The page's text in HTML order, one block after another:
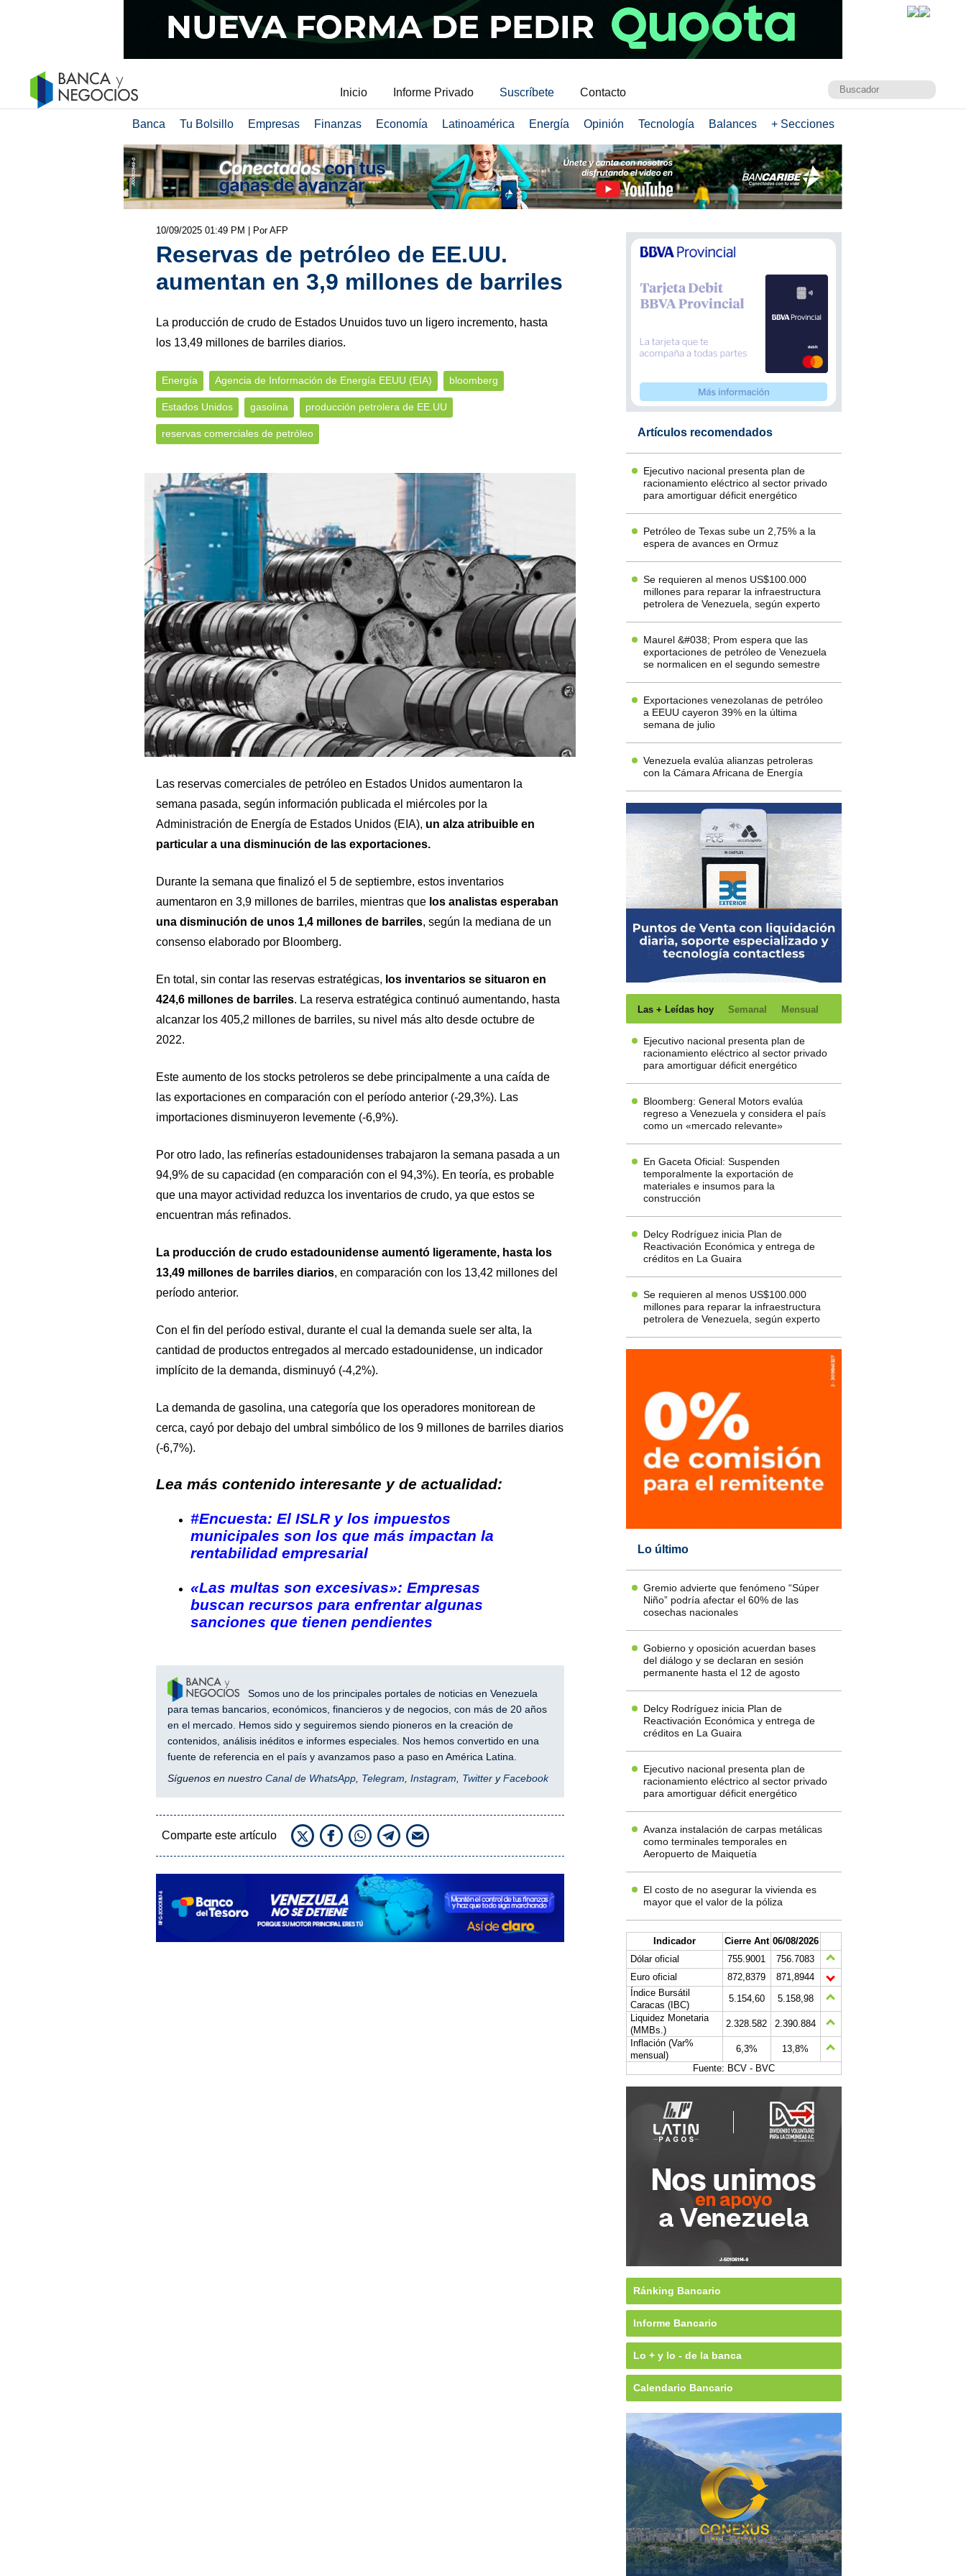
Inicio Informe Privado Suscríbete Contacto
Banca Tu Bolsillo Empresas Finanzas Economía Latinoamérica Energía Opinión Tecnología Balances + Secciones
10/09/2025 01:49 PM | Por AFP
Reservas de petróleo de EE.UU.
aumentan en 3,9 millones de barriles
La producción de crudo de Estados Unuidos tuvo un ligero incremento, hasta
los 13,49 millones de barriles diarios.
Energía Agencia de Información de Energía EEUU (EIA) bloomberg
Estados Unidos gasolina producción petrolera de EE.UU
reservas comerciales de petróleo
Las reservas comerciales de petróleo en Estados Unidos aumentaron la
semana pasada, según información publicada el miércoles por la
Administración de Energía de Estados Unidos (EIA), un alza atribuible en
particular a una disminución de las exportaciones.
Durante la semana que finalizó el 5 de septiembre, estos inventarios
aumentaron en 3,9 millones de barriles, mientras que los analistas esperaban
una disminución de unos 1,4 millones de barriles, según la mediana de un
consenso elaborado por Bloomberg.
En total, sin contar las reservas estratégicas, los inventarios se situaron en
424,6 millones de barriles. La reserva estratégica continuó aumentando, hasta
alcanzar los 405,2 millones de barriles, su nivel más alto desde octubre de
2022.
Este aumento de los stocks petroleros se debe principalmente a una caída de
las exportaciones en comparación con el período anterior (-29,3%). Las
importaciones disminuyeron levemente (-6,9%).
Por otro lado, las refinerías estadounidenses trabajaron la semana pasada a un
94,9% de su capacidad (en comparación con el 94,3%). En teoría, es probable
que una mayor actividad reduzca los inventarios de crudo, ya que estos se
encuentran más refinados.
La producción de crudo estadounidense aumentó ligeramente, hasta los
13,49 millones de barriles diarios, en comparación con los 13,42 millones del
período anterior.
Con el fin del período estival, durante el cual la demanda suele ser alta, la
cantidad de productos entregados al mercado estadounidense, un indicador
implícito de la demanda, disminuyó (-4,2%).
La demanda de gasolina, una categoría que los operadores monitorean de
cerca, cayó por debajo del umbral simbólico de los 9 millones de barriles diarios
(-6,7%).
Lea más contenido interesante y de actualidad:
#Encuesta: El ISLR y los impuestos
municipales son los que más impactan la
rentabilidad empresarial
«Las multas son excesivas»: Empresas
buscan recursos para enfrentar algunas
sanciones que tienen pendientes
Somos uno de los principales portales de noticias en Venezuela
para temas bancarios, económicos, financieros y de negocios, con más de 20 años
en el mercado. Hemos sido y seguiremos siendo pioneros en la creación de
contenidos, análisis inéditos e informes especiales. Nos hemos convertido en una
fuente de referencia en el país y avanzamos paso a paso en América Latina.
Síguenos en nuestro Canal de WhatsApp, Telegram, Instagram, TwitteryFacebook
Comparte este artículo
Artículos recomendados
Ejecutivo nacional presenta plan de
racionamiento eléctrico al sector privado
para amortiguar déficit energético
Petróleo de Texas sube un 2,75% a la
espera de avances en Ormuz
Se requieren al menos US$100.000
millones para reparar la infraestructura
petrolera de Venezuela, según experto
Maurel &#038; Prom espera que las
exportaciones de petróleo de Venezuela
se normalicen en el segundo semestre
Exportaciones venezolanas de petróleo
a EEUU cayeron 39% en la última
semana de julio
Venezuela evalúa alianzas petroleras
con la Cámara Africana de Energía
Las + Leídas hoy Semanal Mensual
Ejecutivo nacional presenta plan de
racionamiento eléctrico al sector privado
para amortiguar déficit energético
Bloomberg: General Motors evalúa
regreso a Venezuela y considera el país
como un «mercado relevante»
En Gaceta Oficial: Suspenden
temporalmente la exportación de
materiales e insumos para la
construcción
Delcy Rodríguez inicia Plan de
Reactivación Económica y entrega de
créditos en La Guaira
Se requieren al menos US$100.000
millones para reparar la infraestructura
petrolera de Venezuela, según experto
Lo último
Gremio advierte que fenómeno “Súper
Niño” podría afectar el 60% de las
cosechas nacionales
Gobierno y oposición acuerdan bases
del diálogo y se declaran en sesión
permanente hasta el 12 de agosto
Delcy Rodríguez inicia Plan de
Reactivación Económica y entrega de
créditos en La Guaira
Ejecutivo nacional presenta plan de
racionamiento eléctrico al sector privado
para amortiguar déficit energético
Avanza instalación de carpas metálicas
como terminales temporales en
Aeropuerto de Maiquetía
El costo de no asegurar la vivienda es
mayor que el valor de la póliza
Indicador Cierre Ant 06/08/2026
Dólar oficial
755.9001
756.7083
Euro oficial
872,8379
871,8944
Índice Bursátil
Caracas (IBC)
5.154,60
5.158,98
Liquidez Monetaria
(MMBs.)
2.328.582
2.390.884
Inflación (Var%
mensual)
6,3%
13,8%
Fuente: BCV - BVC
Ránking Bancario
Informe Bancario
Lo + y lo - de la banca
Calendario Bancario